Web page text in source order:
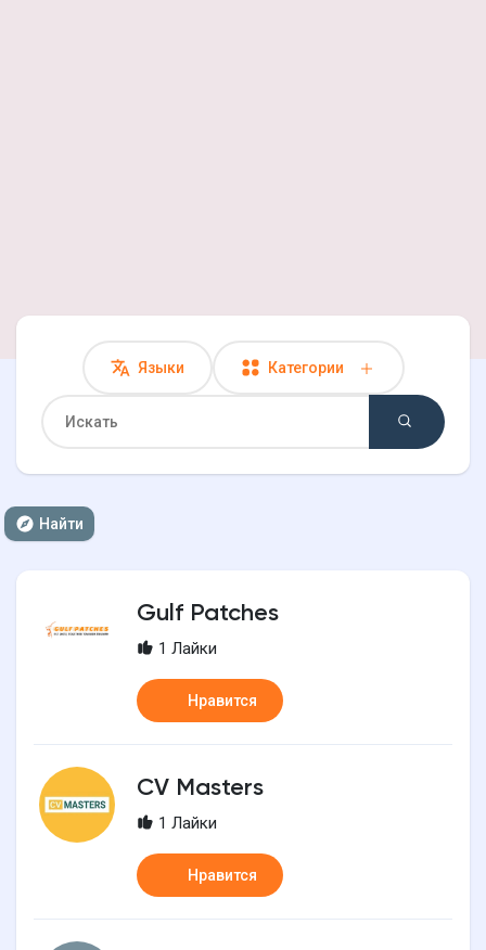
Языки Категории
Найти
Gulf Patches
1 Лайки
Нравится
CV Masters
1 Лайки
Нравится